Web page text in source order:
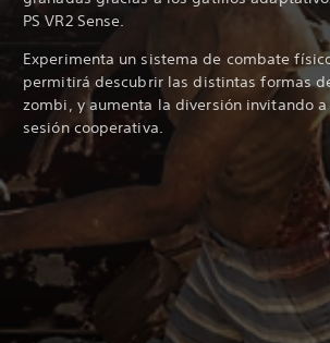
PS VR2 Sense.
Experimenta un sistema de combate
permitirá descubrir las distintas formas
zombi, y aumenta la diversión invitando
sesión cooperativa.